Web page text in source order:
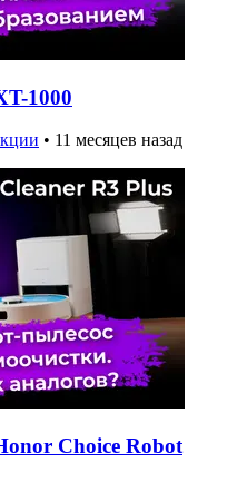
1000
• 11 месяцев назад
Choice Robot